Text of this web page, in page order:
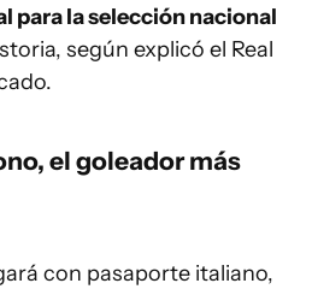
para la selección nacional
según explicó el Real
el goleador más
con pasaporte italiano,